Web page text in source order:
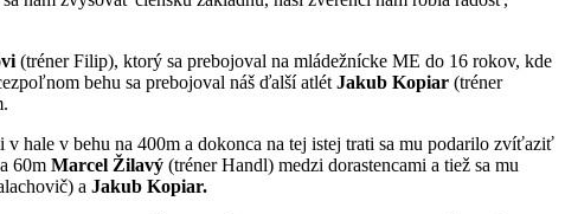
(tréner Filip), ktorý sa prebojoval na mládežnícke ME do 16 rokov, kde
behu sa prebojoval náš ďalší atlét Jakub Kopiar (tréner
hale v behu na 400m a dokonca na tej istej trati sa mu podarilo zvíťaziť
60m Marcel Žilavý (tréner Handl) medzi dorastencami a tiež sa mu
a Jakub Kopiar.